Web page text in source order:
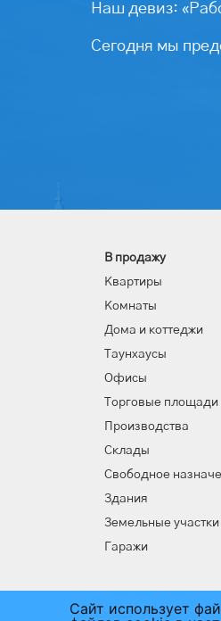
Наш девиз:
Сегодня мы
В продажу
Квартиры
Комнаты
Дома и коттеджи
Таунхаусы
Офисы
Торговые площади
Производства
Склады
Свободное
Здания
Земельные участки
Гаражи
Сайт использует